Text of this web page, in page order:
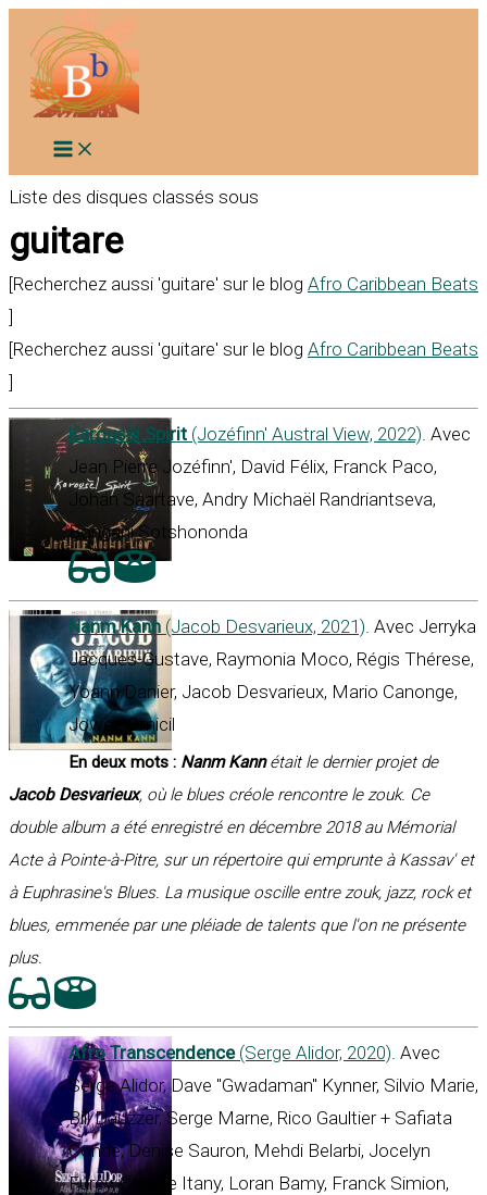
contenu
Liste des disques classés sous
guitare
[Recherchez aussi 'guitare' sur le blog Afro Caribbean Beats
]
[Recherchez aussi 'guitare' sur le blog Afro Caribbean Beats
]
Karousèl Spirit (Jozéfinn' Austral View, 2022). Avec
Jean Pierre Jozéfinn', David Félix, Franck Paco,
Johan Saartave, Andry Michaël Randriantseva,
Bongani Sotshononda
Nanm Kann (Jacob Desvarieux, 2021). Avec Jerryka
Jacques-Gustave, Raymonia Moco, Régis Thérese,
Yoann Danier, Jacob Desvarieux, Mario Canonge,
Jowee Omicil
En deux mots : Nanm Kannétait le dernier projet de
Jacob Desvarieux, où le blues créole rencontre le zouk. Ce
double album a été enregistré en décembre 2018 au Mémorial
Acte à Pointe-à-Pitre, sur un répertoire qui emprunte à Kassav' et
à Euphrasine's Blues. La musique oscille entre zouk, jazz, rock et
blues, emmenée par une pléiade de talents que l'on ne présente
plus.
Afro Transcendence(Serge Alidor, 2020). Avec
Serge Alidor, Dave "Gwadaman" Kynner, Silvio Marie,
Bill Dauzzer, Serge Marne, Rico Gaultier + Safiata
Condé, Denise Sauron, Mehdi Belarbi, Jocelyn
Furcy, Camille Itany, Loran Bamy, Franck Simion,